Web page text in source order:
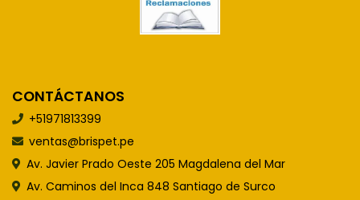
CONTÁCTANOS
+51971813399
ventas@brispet.pe
Av. Javier Prado Oeste 205 Magdalena del Mar
Av. Caminos del Inca 848 Santiago de Surco